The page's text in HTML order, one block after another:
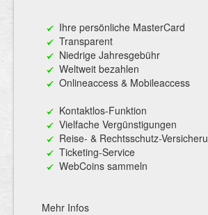
Ihre persönliche MasterCard
Transparent
Niedrige Jahresgebühr
Weltweit bezahlen
Onlineaccess & Mobileaccess
Kontaktlos-Funktion
Vielfache Vergünstigungen
Reise- & Rechtsschutz-
Ticketing-Service
WebCoins sammeln
Mehr Infos